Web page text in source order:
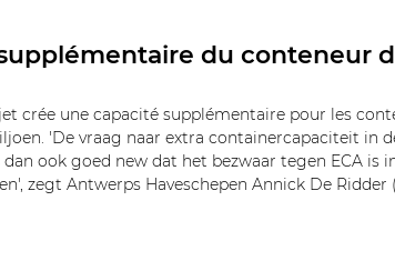
du conteneur
crée une capacité supplémentaire pour les
'De vraag naar extra containercapaciteit in
ook goed new dat het bezwaar tegen ECA is
zegt Antwerps Haveschepen Annick De Ridder